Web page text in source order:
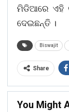
ମିଡିଆରେ ଏହି
ଦେଇଛନ୍ତି ।
Biswajit
Share
You Might